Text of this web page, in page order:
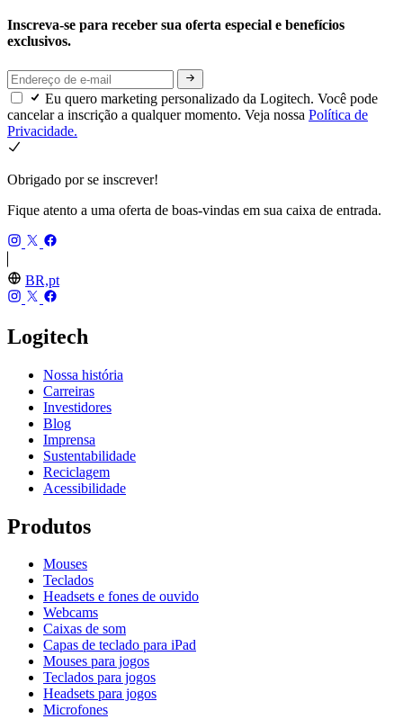
Inscreva-se para receber sua oferta especial e benefícios
exclusivos.
Eu quero marketing personalizado da Logitech. Você pode
cancelar a inscrição a qualquer momento. Veja nossa Política de
Privacidade.
Obrigado por se inscrever!
Fique atento a uma oferta de boas-vindas em sua caixa de entrada.
BR,pt
Logitech
Nossa história
Carreiras
Investidores
Blog
Imprensa
Sustentabilidade
Reciclagem
Acessibilidade
Produtos
Mouses
Teclados
Headsets e fones de ouvido
Webcams
Caixas de som
Capas de teclado para iPad
Mouses para jogos
Teclados para jogos
Headsets para jogos
Microfones